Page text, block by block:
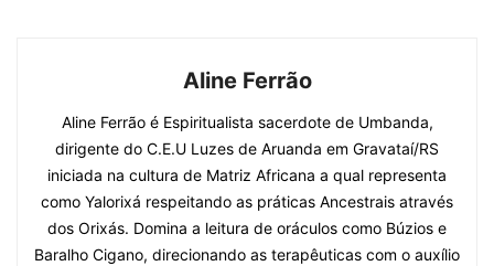
Aline Ferrão
Aline Ferrão é Espiritualista sacerdote de Umbanda,
dirigente do C.E.U Luzes de Aruanda em Gravataí/RS
iniciada na cultura de Matriz Africana a qual representa
como Yalorixá respeitando as práticas Ancestrais através
dos Orixás. Domina a leitura de oráculos como Búzios e
Baralho Cigano, direcionando as terapêuticas com o auxílio